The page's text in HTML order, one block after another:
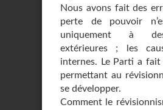
Nous avons fait des
perte de pouvoir
uniquement à
extérieures ; les
internes. Le Parti a fait
permettant au
se développer.
Comment le